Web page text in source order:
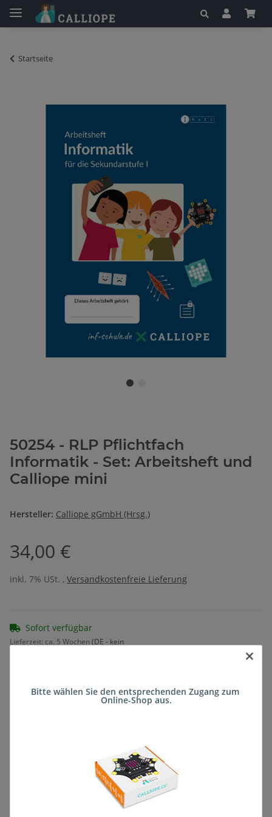
Startseite
50254 - RLP Pflichtfach
Informatik - Set: Arbeitsheft und
Calliope mini
Hersteller: Calliope gGmbH (Hrsg.)
34,00 €
inkl. 7% USt. , Versandkostenfreie Lieferung
Sofort verfügbar
Lieferzeit: ca. 5 Wochen(DE - kein
Frage zum Artikel
×
Bitte wählen Sie den entsprechenden Zugang zum
Online-Shop aus.